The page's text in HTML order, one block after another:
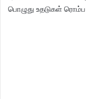
பொழுது உதடுகள்